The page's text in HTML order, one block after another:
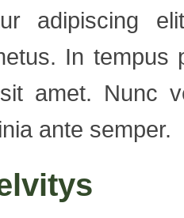
adipiscing
In tempus
amet. Nunc
ante semper.